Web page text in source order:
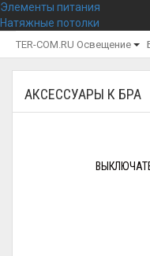
Элементы питания
Натяжные потолки
TER-COM.RU Освещение
АКСЕССУАРЫ К БРА